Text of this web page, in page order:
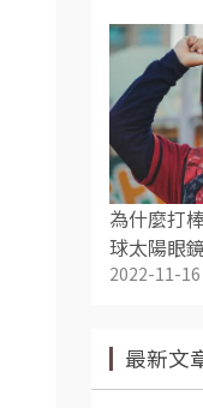
為什麼打
球太陽眼
2022-11-16
最新文